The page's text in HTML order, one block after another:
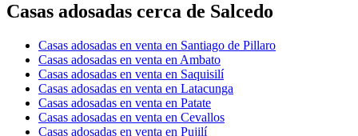
Casas adosadas cerca de Salcedo
Casas adosadas en venta en Santiago de Pillaro
Casas adosadas en venta en Ambato
Casas adosadas en venta en Saquisilí
Casas adosadas en venta en Latacunga
Casas adosadas en venta en Patate
Casas adosadas en venta en Cevallos
Casas adosadas en venta en Pujilí